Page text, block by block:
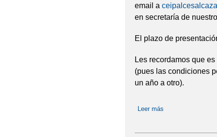
email a
en secretaría de
El plazo de
Les recordamos que
(pues las condiciones
un año a otro).
Leer más